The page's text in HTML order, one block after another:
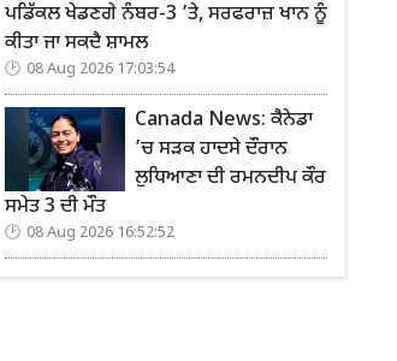
ਪਡਿੱਕਲ ਖੇਡਣਗੇ ਨੰਬਰ-3 ’ਤੇ, ਸਰਫਰਾਜ਼ ਖਾਨ ਨੂੰ
ਕੀਤਾ ਜਾ ਸਕਦੈ ਸ਼ਾਮਲ
08 Aug 2026 17:03:54
Canada News: ਕੈਨੇਡਾ
’ਚ ਸੜਕ ਹਾਦਸੇ ਦੌਰਾਨ
ਲੁਧਿਆਣਾ ਦੀ ਰਮਨਦੀਪ ਕੌਰ
ਸਮੇਤ 3 ਦੀ ਮੌਤ
08 Aug 2026 16:52:52